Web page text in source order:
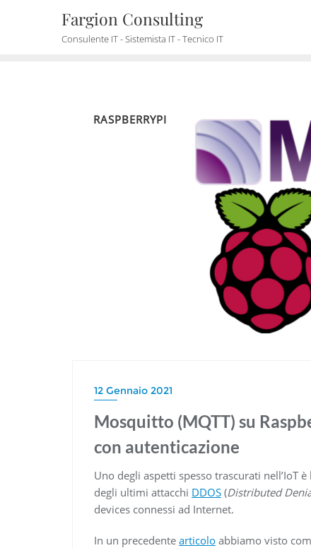
Fargion Consulting
Consulente IT - Sistemista IT - Tecnico IT
RASPBERRYPI
12 Gennaio 2021
Mosquitto (MQTT) su
con autenticazione
Uno degli aspetti spesso trascurati nell’IoT
degli ultimi attacchi DDOS (Distributed
devices connessi ad Internet.
In un precedente articolo abbiamo visto